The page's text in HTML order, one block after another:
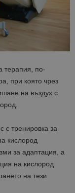
терапия, по-
при която чрез
на въздух с
с тренировка за
кислород
за адаптация, а
на кислород
на тези